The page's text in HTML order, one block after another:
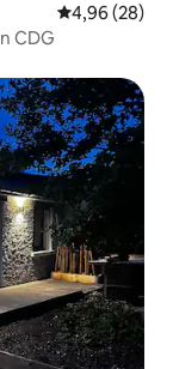
4,96 av 5 i
4,96 (28)
CDG